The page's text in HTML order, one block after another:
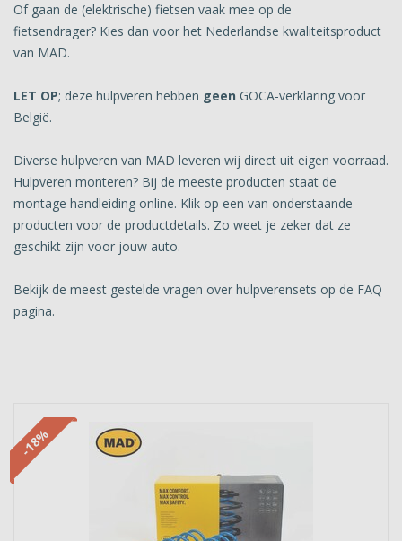
Of gaan de (elektrische) fietsen vaak mee op de
fietsendrager? Kies dan voor het Nederlandse kwaliteitsproduct
van MAD.
LET OP; deze hulpveren hebben geen GOCA-verklaring voor
België.
Diverse hulpveren van MAD leveren wij direct uit eigen voorraad.
Hulpveren monteren? Bij de meeste producten staat de
montage handleiding online. Klik op een van onderstaande
producten voor de productdetails. Zo weet je zeker dat ze
geschikt zijn voor jouw auto.
Bekijk de meest gestelde vragen over hulpverensets op de FAQ
pagina.
-18%